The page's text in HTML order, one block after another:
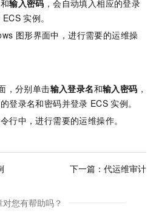
和输入密码 ，会自动填入相应的登录
ECS 实例。
图形界面中，进行需要的运维操
，分别单击输入登录名和输入密码 ，
登录名和密码并登录 ECS 实例。
行中，进行需要的运维操作。
下一篇： 代运维审计
您有帮助吗？